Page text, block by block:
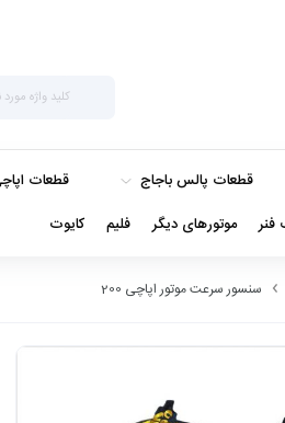
قطعات پالس باجاج قطعات
فنر موتورهای دیگر فلیم کایوت
سنسور سرعت موتور اپاچی 200